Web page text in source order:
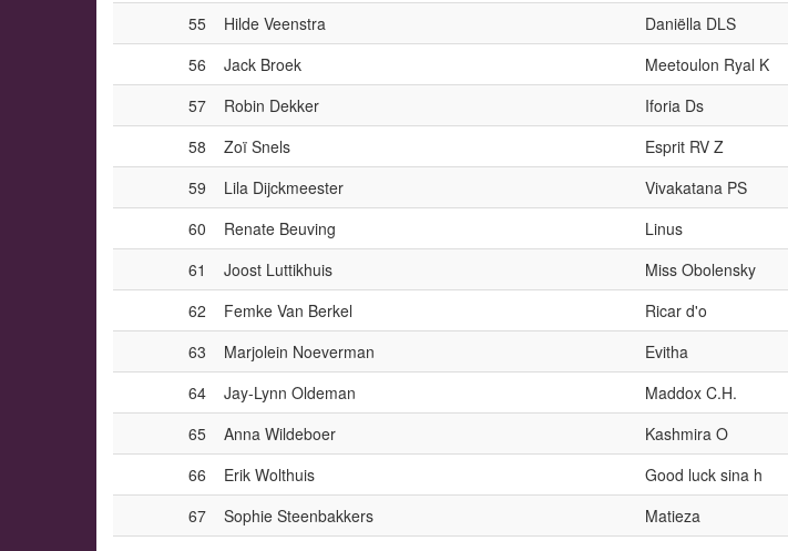
55
Hilde Veenstra Daniëlla DLS
56
Jack Broek Meetoulon Ryal K
57
Robin Dekker Iforia Ds
58
Zoï Snels Esprit RV Z
59
Lila Dijckmeester Vivakatana PS
60
Renate Beuving Linus
61
Joost Luttikhuis Miss Obolensky
62
Femke Van Berkel Ricar d'o
63
Marjolein Noeverman Evitha
64
Jay-Lynn Oldeman Maddox C.H.
65
Anna Wildeboer Kashmira O
66
Erik Wolthuis Good luck sina h
67
Sophie Steenbakkers Matieza